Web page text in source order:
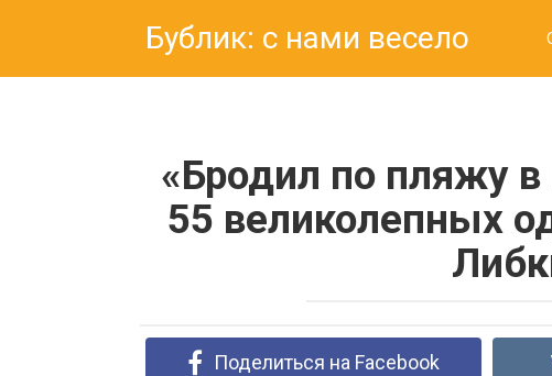
Бублик: с нами весело
«Бродил по пляжу
55 великолепных
Поделиться на Facebook